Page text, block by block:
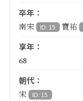
卒年：
南宋 ID: 15 寶祐
享年：
68
朝代：
宋 ID: 15